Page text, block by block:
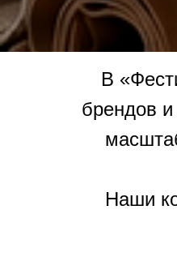
В
брендов
Наши